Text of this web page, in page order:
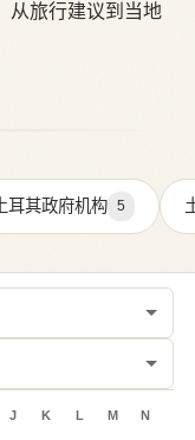
从旅行建议到当地
耳其政府机构 5
J K L M N